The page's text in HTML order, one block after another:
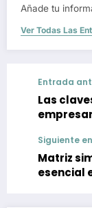
Añade tu
Ver Todas Las
Entrada
Las
Siguiente
Matriz
esencial